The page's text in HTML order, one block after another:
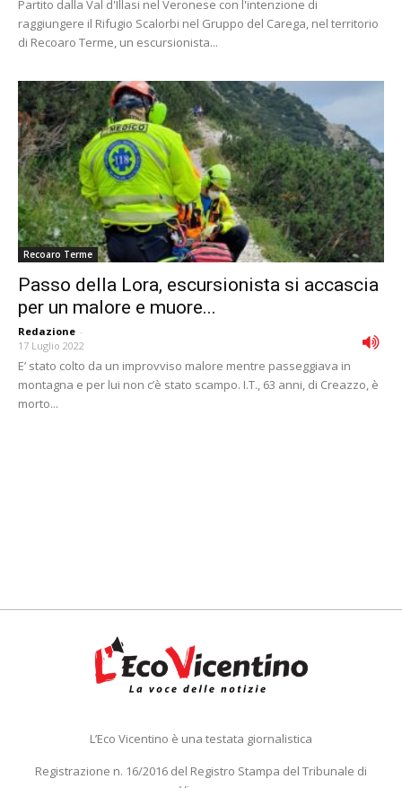
Partito dalla Val d'Illasi nel Veronese con l'intenzione di
raggiungere il Rifugio Scalorbi nel Gruppo del Carega, nel territorio
di Recoaro Terme, un escursionista...
Recoaro Terme
Passo della Lora, escursionista si accascia
per un malore e muore...
Redazione -
17 Luglio 2022
E’ stato colto da un improvviso malore mentre passeggiava in
montagna e per lui non c’è stato scampo. I.T., 63 anni, di Creazzo, è
morto...
L’Eco Vicentino è una testata giornalistica
Registrazione n. 16/2016 del Registro Stampa del Tribunale di